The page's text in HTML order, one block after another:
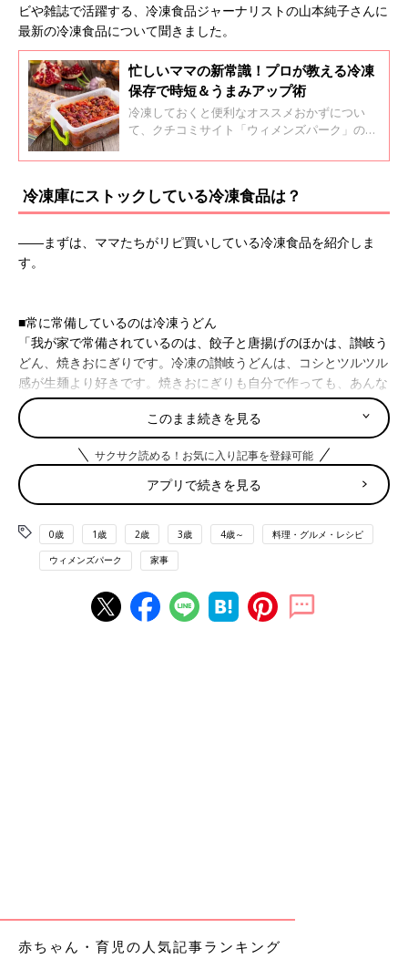
ビや雑誌で活躍する、冷凍食品ジャーナリストの山本純子さんに
最新の冷凍食品について聞きました。
忙しいママの新常識！プロが教える冷凍
保存で時短＆うまみアップ術
冷凍しておくと便利なオススメおかずについ
て、クチコミサイト「ウィメンズパーク」のマ
んに、冷凍保存のテクニックについてアドバイ
冷凍庫にストックしている冷凍食品は？
――まずは、ママたちがリピ買いしている冷凍食品を紹介しま
す。
■常に常備しているのは冷凍うどん
「我が家で常備されているのは、餃子と唐揚げのほかは、讃岐う
どん、焼きおにぎりです。冷凍の讃岐うどんは、コシとツルツル
感が生麺より好きです。焼きおにぎりも自分で作っても、あんな
染み染みでキレイに焼くなんてできません」
■キンレイの水がいらないシリーズ
「私のおすすめは、鍋焼うどん、塩元帥、横綱、台湾ラーメンな
どの『キンレイの水がいらないシリーズ』です。値段もお手頃で
冷凍庫に1つはストックしてあります。『ニチレイの特から』も
味が濃いめですが美味しいです」
■お弁当にぴったりなゴマだんご
まだんご』です。ちょっとしたスペースを埋めるのにちょうどい
いし、何より美味しい！ もちもちで、最後にデザート感覚で食
■生協の「ポテトベース」
このまま続きを見る
サクサク読める！お気に入り記事を登録可能
アプリで続きを見る
0歳 1歳 2歳 3歳 4歳～ 料理・グルメ・レシピ
ウィメンズパーク 家事
赤ちゃん・育児の人気記事ランキング